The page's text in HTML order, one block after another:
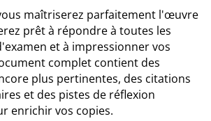
maîtriserez parfaitement l'œuvre
prêt à répondre à toutes les
et à impressionner vos
complet contient des
plus pertinentes, des citations
et des pistes de réflexion
enrichir vos copies.